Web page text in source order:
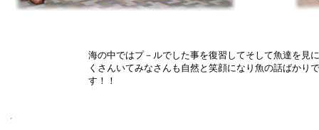
海の中ではプ－ルでした事を復習してそして魚達を見
くさんいてみなさんも自然と笑顔になり魚の話ばかり
す！！